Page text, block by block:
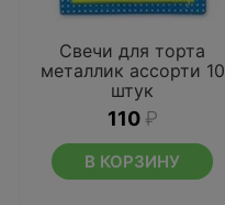
Свечи для торта
металлик ассорти 10
штук
110 ₽
В КОРЗИНУ